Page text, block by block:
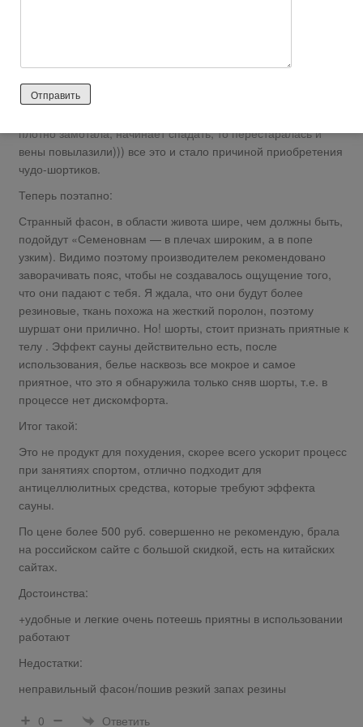
Наконец-то я приобрела эти «шуршалки». Долго думала, но
приняла решение, т.к. нашла классный гель для коррекции
фигуры, а для него нужен эффект сауны. Т.к. занимаюсь в
плотно замотала, начинает спадать, то перестаралась и
вены повылазили))) все это и стало причиной приобретения
чудо-шортиков.
Теперь поэтапно:
Странный фасон, в области живота шире, чем должны быть,
подойдут «Семеновнам — в плечах широким, а в попе
узким). Видимо поэтому производителем рекомендовано
заворачивать пояс, чтобы не создавалось ощущение того,
что они падают с тебя. Я ждала, что они будут более
резиновые, ткань похожа на жесткий поролон, поэтому
шуршат они прилично. Но! шорты, стоит признать приятные к
телу . Эффект сауны действительно есть, после
использования, белье насквозь все мокрое и самое
приятное, что это я обнаружила только сняв шорты, т.е. в
процессе нет дискомфорта.
Итог такой:
Это не продукт для похудения, скорее всего ускорит процесс
при занятиях спортом, отлично подходит для
антицеллюлитных средства, которые требуют эффекта
сауны.
По цене более 500 руб. совершенно не рекомендую, брала
на российском сайте с большой скидкой, есть на китайских
сайтах.
Достоинства:
+удобные и легкие очень потеешь приятны в использовании
работают
Недостатки:
неправильный фасон/пошив резкий запах резины
0
Ответить